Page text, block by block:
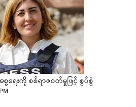
ရေးကို စစ်ရာဇဝတ်မှုဖြင့် စွပ်စွဲ